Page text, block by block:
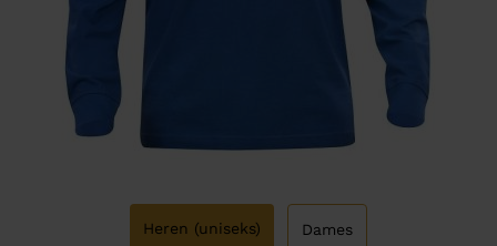
Heren (uniseks) Dames